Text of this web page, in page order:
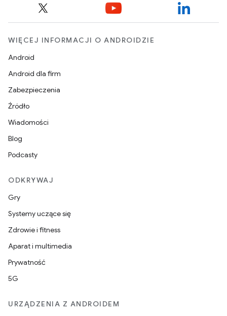
WIĘCEJ INFORMACJI O ANDROIDZIE
Android
Android dla firm
Zabezpieczenia
Źródło
Wiadomości
Blog
Podcasty
ODKRYWAJ
Gry
Systemy uczące się
Zdrowie i fitness
Aparat i multimedia
Prywatność
5G
URZĄDZENIA Z ANDROIDEM